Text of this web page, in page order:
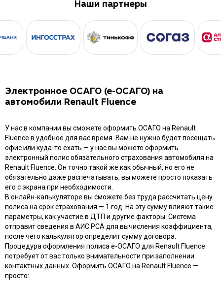
Наши партнеры
Электронное ОСАГО (е-ОСАГО) на
автомобили Renault Fluence
У нас в компании вы сможете оформить ОСАГО на Renault
Fluence в удобное для вас время. Вам не нужно будет посещать
офис или куда-то ехать — у нас вы можете оформить
электронный полис обязательного страхования автомобиля на
Renault Fluence. Он точно такой же как обычный, но его не
обязательно даже распечатывать, вы можете просто показать
его с экрана при необходимости.
В онлайн-калькуляторе вы сможете без труда рассчитать цену
полиса на срок страхования — 1 год. На эту сумму влияют такие
параметры, как участие в ДТП и другие факторы. Система
отправит сведения в АИС РСА для вычисления коэффициента,
после чего калькулятор определит сумму договора.
Процедура оформления полиса e-ОСАГО для Renault Fluence
потребует от вас только внимательности при заполнении
контактных данных. Оформить ОСАГО на Renault Fluence —
просто: